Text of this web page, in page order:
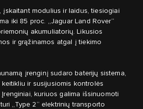
įskaitant modulius ir laidus, tiesiogiai
iki 85 proc. „Jaguar Land Rover“
akumuliatorių. Likusios
ir grąžinamos atgal į tiekimo
įrenginį sudaro baterijų sistema,
ir susijusiomis kontrolės
kuriuos galima išsinuomoti
„Type 2“ elektrinių transporto